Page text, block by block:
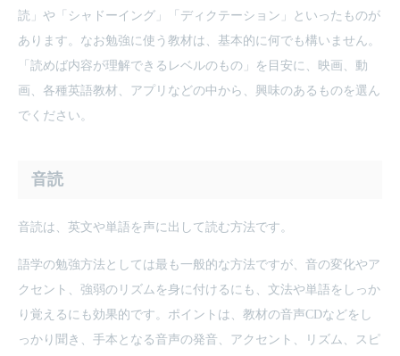
読」や「シャドーイング」「ディクテーション」といったものが
あります。なお勉強に使う教材は、基本的に何でも構いません。
「読めば内容が理解できるレベルのもの」を目安に、映画、動
画、各種英語教材、アプリなどの中から、興味のあるものを選ん
でください。
音読
音読は、英文や単語を声に出して読む方法です。
語学の勉強方法としては最も一般的な方法ですが、音の変化やア
クセント、強弱のリズムを身に付けるにも、文法や単語をしっか
り覚えるにも効果的です。ポイントは、教材の音声CDなどをし
っかり聞き、手本となる音声の発音、アクセント、リズム、スピ